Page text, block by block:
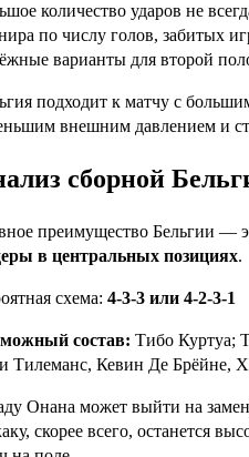
количество ударов не
по числу голов, забитых
варианты для второй
подходит к матчу с
внешним давлением и
сборной
преимущество Бельгии —
в центральных позициях.
схема: 4-3-3 или 4-2-3-1
состав: Тибо Куртуа;
Тилеманс, Кевин Де Брёйне,
Онана может выйти на
скорее всего, останется